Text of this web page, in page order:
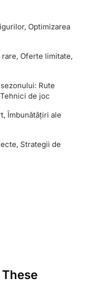
Optimizarea
Oferte limitate,
Rute
de joc
Îmbunătățiri ale
Strategii de